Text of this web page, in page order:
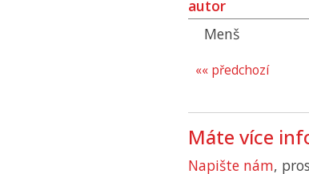
autor
Menš
«« předchozí
Máte více
Napište nám,